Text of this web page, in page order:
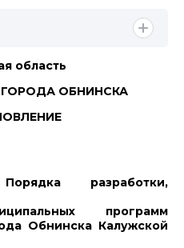
область
ОБНИНСКА
разработки,
программ
Обнинска Калужской